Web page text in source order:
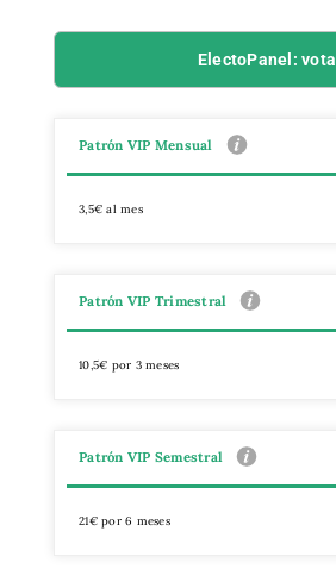
ElectoPanel: vota
Patrón VIP Mensual
3,5€ al mes
Patrón VIP Trimestral
10,5€ por 3 meses
Patrón VIP Semestral
21€ por 6 meses